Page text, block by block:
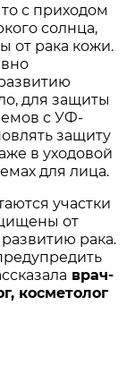
с приходом
солнца,
от рака кожи.
для защиты
с УФ-
защиту
в уходовой
для лица.
участки
от
рака.
врач-
косметолог